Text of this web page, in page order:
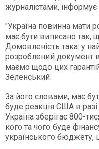
журналістами, інформує
"Україна повинна мати
має бути виписано так,
Домовленість така: у
розроблений документ
маємо щодо цих
Зеленський.
За його словами, має
буде реакція США в
Україна зберігає 800-
кого та чого буде
українського бюджету,